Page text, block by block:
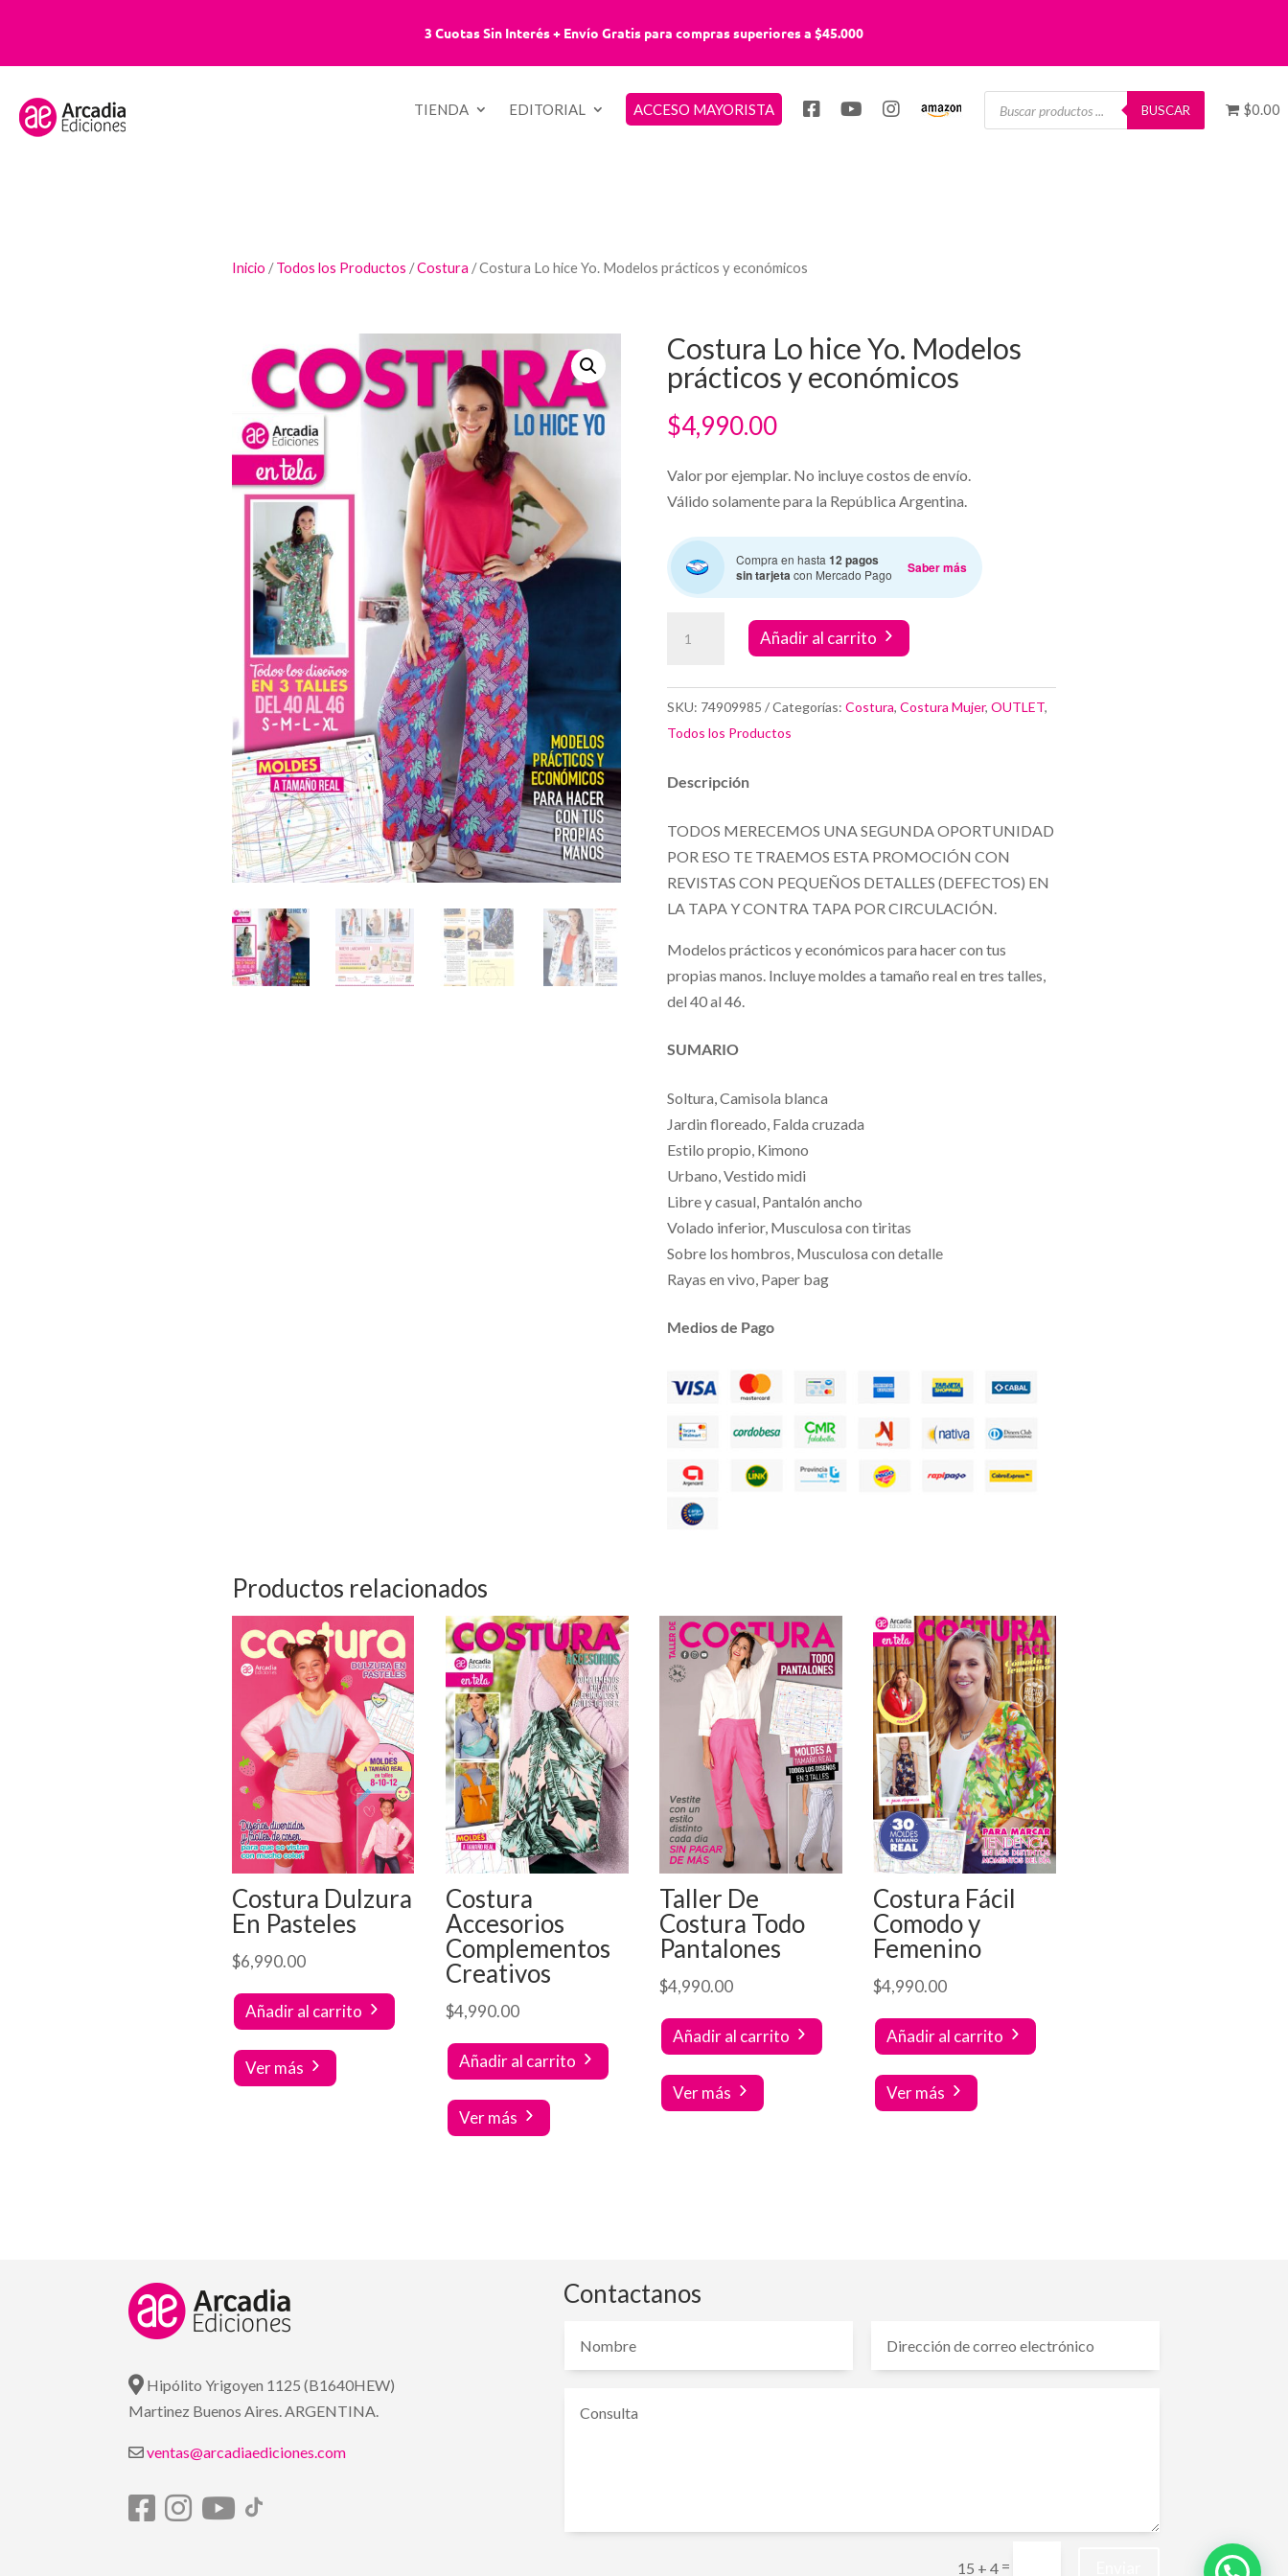
3 Cuotas Sin Interés + Envío Gratis para compras superiores a $45.000
TIENDA EDITORIAL ACCESO MAYORISTA
Búsqueda
productos
BUSCAR $0.00
Inicio /Todos los Productos /Costura / Costura Lo hice Yo. Modelos prácticos y económicos
Costura Lo hice Yo. Modelos
prácticos y económicos
$4,990.00
Valor por ejemplar. No incluye costos de envío.
Válido solamente para la República Argentina.
Compra en hasta12 pagos
sin tarjetacon Mercado Pago Saber más
Yo.
Modelos
y
cantidad
Añadir al carrito
SKU: 74909985 Categorías: Costura, Costura Mujer, OUTLET,
Todos los Productos
Descripción
TODOS MERECEMOS UNA SEGUNDA OPORTUNIDAD
POR ESO TE TRAEMOS ESTA PROMOCIÓN CON
REVISTAS CON PEQUEÑOS DETALLES (DEFECTOS) EN
LA TAPA Y CONTRA TAPA POR CIRCULACIÓN.
Modelos prácticos y económicos para hacer con tus
propias manos. Incluye moldes a tamaño real en tres talles,
del 40 al 46.
SUMARIO
Soltura, Camisola blanca
Jardin floreado, Falda cruzada
Estilo propio, Kimono
Urbano, Vestido midi
Libre y casual, Pantalón ancho
Volado inferior, Musculosa con tiritas
Sobre los hombros, Musculosa con detalle
Rayas en vivo, Paper bag
Medios de Pago
Productos relacionados
Costura Dulzura
En Pasteles
$6,990.00
Añadir al carrito
Ver más
Costura
Accesorios
Complementos
Creativos
$4,990.00
Añadir al carrito
Ver más
Taller De
Costura Todo
Pantalones
$4,990.00
Añadir al carrito
Ver más
Costura Fácil
Comodo y
Femenino
$4,990.00
Añadir al carrito
Ver más
Hipólito Yrigoyen 1125 (B1640HEW)
Martinez Buenos Aires. ARGENTINA.
ventas@arcadiaediciones.com
Contactanos
15 + 4=